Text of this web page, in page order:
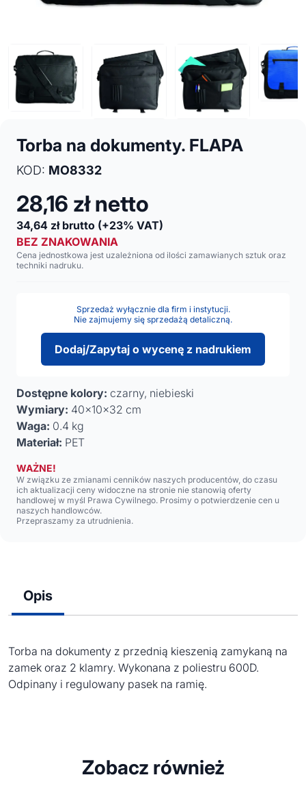
Torba na dokumenty. FLAPA
KOD: MO8332
28,16 zł netto
34,64 zł brutto (+23% VAT)
BEZ ZNAKOWANIA
Cena jednostkowa jest uzależniona od ilości zamawianych sztuk oraz
techniki nadruku.
Sprzedaż wyłącznie dla firm i instytucji.
Nie zajmujemy się sprzedażą detaliczną.
Dodaj/Zapytaj o wycenę z nadrukiem
Dostępne kolory: czarny, niebieski
Wymiary: 40x10x32 cm
Waga: 0.4 kg
Materiał: PET
WAŻNE!
W związku ze zmianami cenników naszych producentów, do czasu
ich aktualizacji ceny widoczne na stronie nie stanowią oferty
handlowej w myśl Prawa Cywilnego. Prosimy o potwierdzenie cen u
naszych handlowców.
Przepraszamy za utrudnienia.
Opis
Torba na dokumenty z przednią kieszenią zamykaną na
zamek oraz 2 klamry. Wykonana z poliestru 600D.
Odpinany i regulowany pasek na ramię.
Zobacz również